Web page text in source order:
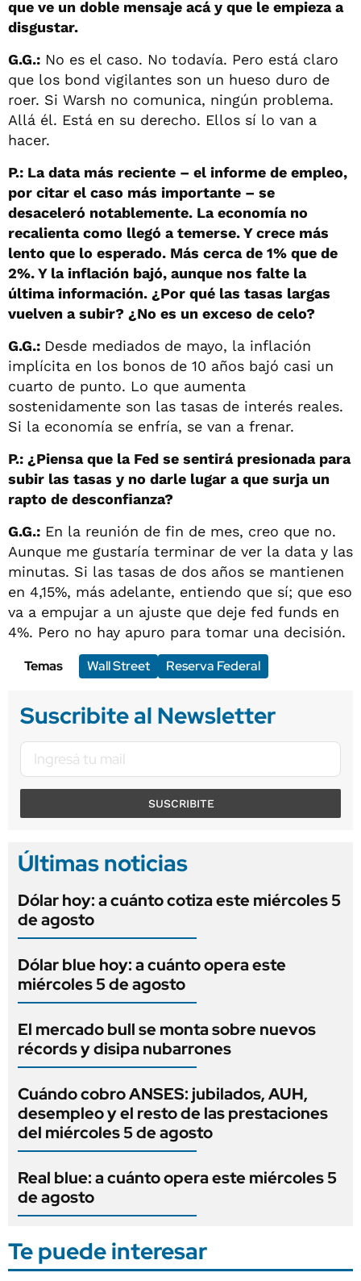
que ve un doble mensaje acá y que le empieza a
disgustar.
G.G.: No es el caso. No todavía. Pero está claro
que los bond vigilantes son un hueso duro de
roer. Si Warsh no comunica, ningún problema.
Allá él. Está en su derecho. Ellos sí lo van a
hacer.
P.: La data más reciente – el informe de empleo,
por citar el caso más importante – se
desaceleró notablemente. La economía no
recalienta como llegó a temerse. Y crece más
lento que lo esperado. Más cerca de 1% que de
2%. Y la inflación bajó, aunque nos falte la
última información. ¿Por qué las tasas largas
vuelven a subir? ¿No es un exceso de celo?
G.G.: Desde mediados de mayo, la inflación
implícita en los bonos de 10 años bajó casi un
cuarto de punto. Lo que aumenta
sostenidamente son las tasas de interés reales.
Si la economía se enfría, se van a frenar.
P.: ¿Piensa que la Fed se sentirá presionada para
subir las tasas y no darle lugar a que surja un
rapto de desconfianza?
G.G.: En la reunión de fin de mes, creo que no.
Aunque me gustaría terminar de ver la data y las
minutas. Si las tasas de dos años se mantienen
en 4,15%, más adelante, entiendo que sí; que eso
va a empujar a un ajuste que deje fed funds en
4%. Pero no hay apuro para tomar una decisión.
Temas
Wall Street Reserva Federal
Suscribite al Newsletter
SUSCRIBITE
Últimas noticias
Dólar hoy: a cuánto cotiza este miércoles 5
de agosto
Dólar blue hoy: a cuánto opera este
miércoles 5 de agosto
El mercado bull se monta sobre nuevos
récords y disipa nubarrones
Cuándo cobro ANSES: jubilados, AUH,
desempleo y el resto de las prestaciones
del miércoles 5 de agosto
Real blue: a cuánto opera este miércoles 5
de agosto
Te puede interesar